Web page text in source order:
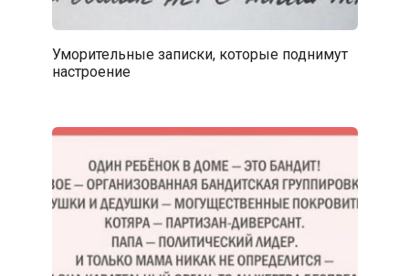
Уморительные записки, которые поднимут
настроение